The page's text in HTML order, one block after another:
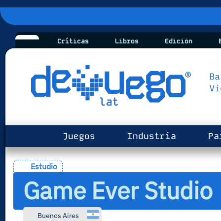
Críticas Libros Edición
Juegos Industria
Estudio
Game Ever Studio
Buenos Aires